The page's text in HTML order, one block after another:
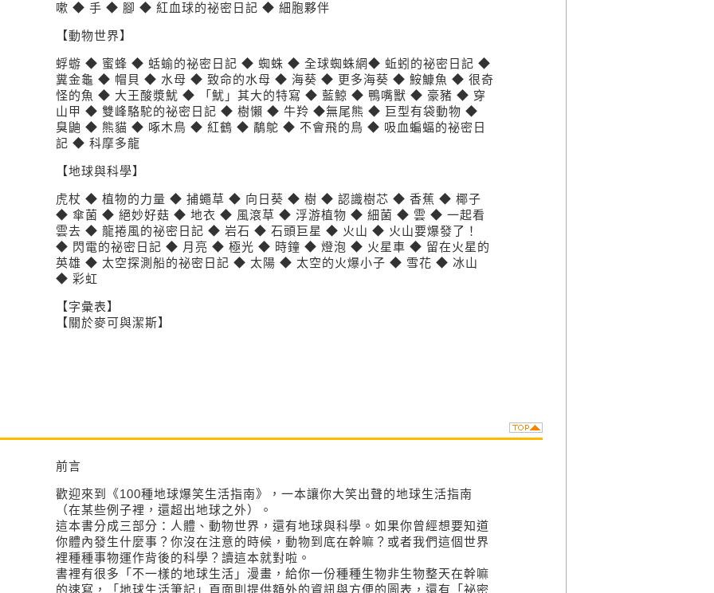
嗽 ◆ 手 ◆ 腳 ◆ 紅血球的祕密日記 ◆ 細胞夥伴
【動物世界】
蜉蝣 ◆ 蜜蜂 ◆ 蛞蝓的祕密日記 ◆ 蜘蛛 ◆ 全球蜘蛛網◆ 蚯蚓的祕密日記 ◆
糞金龜 ◆ 帽貝 ◆ 水母 ◆ 致命的水母 ◆ 海葵 ◆ 更多海葵 ◆ 鮟鱇魚 ◆ 很奇
怪的魚 ◆ 大王酸漿魷 ◆ 「魷」其大的特寫 ◆ 藍鯨 ◆ 鴨嘴獸 ◆ 豪豬 ◆ 穿
山甲 ◆ 雙峰駱駝的祕密日記 ◆ 樹懶 ◆ 牛羚 ◆無尾熊 ◆ 巨型有袋動物 ◆
臭鼬 ◆ 熊貓 ◆ 啄木鳥 ◆ 紅鶴 ◆ 鷸鴕 ◆ 不會飛的鳥 ◆ 吸血蝙蝠的祕密日
記 ◆ 科摩多龍
【地球與科學】
虎杖 ◆ 植物的力量 ◆ 捕蠅草 ◆ 向日葵 ◆ 樹 ◆ 認識樹芯 ◆ 香蕉 ◆ 椰子
◆ 傘菌 ◆ 絕妙好菇 ◆ 地衣 ◆ 風滾草 ◆ 浮游植物 ◆ 細菌 ◆ 雲 ◆ 一起看
雲去 ◆ 龍捲風的祕密日記 ◆ 岩石 ◆ 石頭巨星 ◆ 火山 ◆ 火山要爆發了！
◆ 閃電的祕密日記 ◆ 月亮 ◆ 極光 ◆ 時鐘 ◆ 燈泡 ◆ 火星車 ◆ 留在火星的
英雄 ◆ 太空探測船的祕密日記 ◆ 太陽 ◆ 太空的火爆小子 ◆ 雪花 ◆ 冰山
◆ 彩虹
【字彙表】
【關於麥可與潔斯】
前言
歡迎來到《100種地球爆笑生活指南》，一本讓你大笑出聲的地球生活指南
（在某些例子裡，還超出地球之外）。
這本書分成三部分：人體、動物世界，還有地球與科學。如果你曾經想要知道
你體內發生什麼事？你沒在注意的時候，動物到底在幹嘛？或者我們這個世界
裡種種事物運作背後的科學？讀這本就對啦。
書裡有很多「不一樣的地球生活」漫畫，給你一份種種生物非生物整天在幹嘛
的速寫，「地球生活筆記」頁面則提供額外的資訊與方便的圖表，還有「祕密